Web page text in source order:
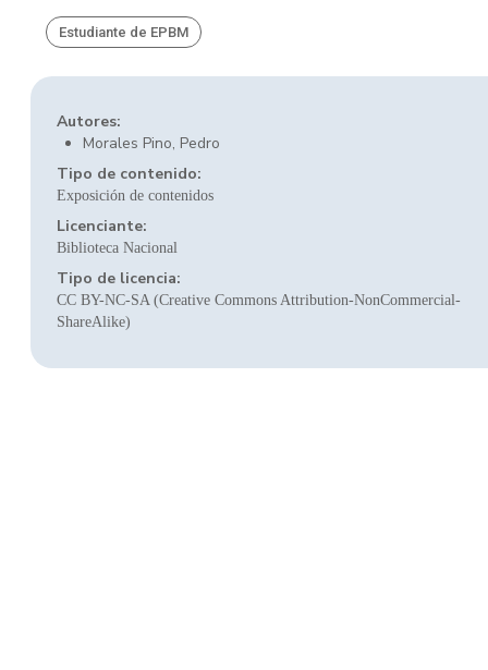
Estudiante de EPBM
Autores:
Morales Pino, Pedro
Tipo de contenido:
Exposición de contenidos
Licenciante:
Biblioteca Nacional
Tipo de licencia:
CC BY-NC-SA (Creative Commons Attribution-NonCommercial-
ShareAlike)